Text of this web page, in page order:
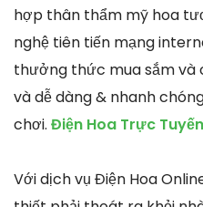
hợp thân thẩm mỹ hoa
nghệ tiên tiến mạng
thưởng thức mua sắm và
và dễ dàng & nhanh
chơi. Điện Hoa Trực
Với dịch vụ Điện Hoa